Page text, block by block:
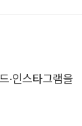
·인스타그램을